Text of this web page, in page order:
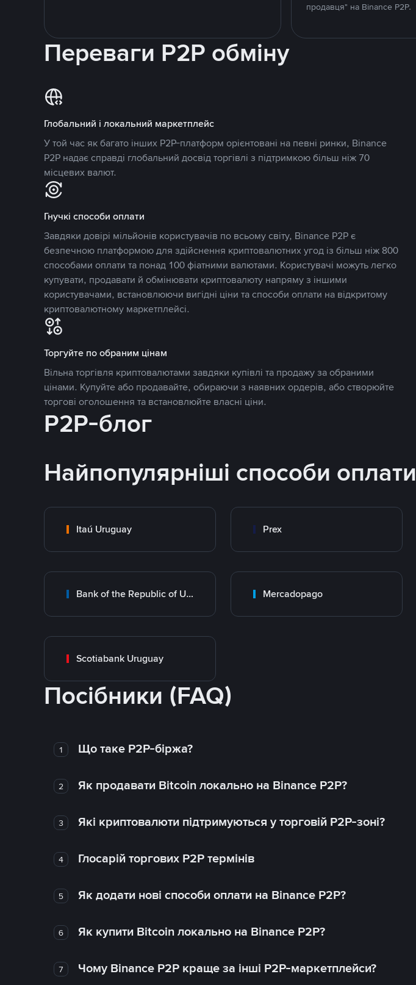
продавця" на Binance P2P.
Переваги P2P обміну
Глобальний і локальний маркетплейс
У той час як багато інших P2P-платформ орієнтовані на певні ринки, Binance
P2P надає справді глобальний досвід торгівлі з підтримкою більш ніж 70
місцевих валют.
Гнучкі способи оплати
Завдяки довірі мільйонів користувачів по всьому світу, Binance P2P є
безпечною платформою для здійснення криптовалютних угод із більш ніж 800
способами оплати та понад 100 фіатними валютами. Користувачі можуть легко
купувати, продавати й обмінювати криптовалюту напряму з іншими
користувачами, встановлюючи вигідні ціни та способи оплати на відкритому
криптовалютному маркетплейсі.
Торгуйте по обраним цінам
Вільна торгівля криптовалютами завдяки купівлі та продажу за обраними
цінами. Купуйте або продавайте, обираючи з наявних ордерів, або створюйте
торгові оголошення та встановлюйте власні ціни.
P2P-блог
Найпопулярніші способи оплати
Itaú Uruguay Prex
Bank of the Republic of Uruguay Mercadopago
Scotiabank Uruguay
Посібники (FAQ)
1 Що таке P2P-біржа?
2 Як продавати Bitcoin локально на Binance P2P?
3 Які криптовалюти підтримуються у торговій P2P-зоні?
4 Глосарій торгових P2P термінів
5 Як додати нові способи оплати на Binance P2P?
6 Як купити Bitcoin локально на Binance P2P?
7 Чому Binance P2P краще за інші P2P-маркетплейси?